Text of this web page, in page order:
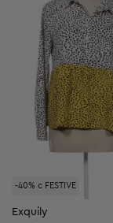
-40% с FESTIVE
Exquily